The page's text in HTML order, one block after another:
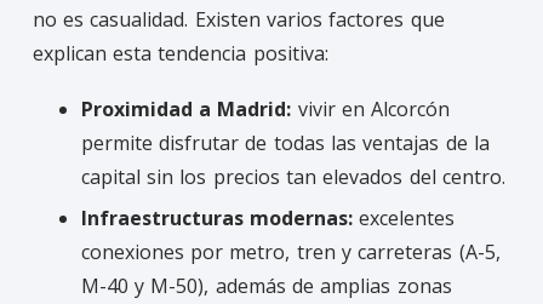
no es casualidad. Existen varios factores que
explican esta tendencia positiva:
Proximidad a Madrid: vivir en Alcorcón
permite disfrutar de todas las ventajas de la
capital sin los precios tan elevados del centro.
Infraestructuras modernas: excelentes
conexiones por metro, tren y carreteras (A-5,
M-40 y M-50), además de amplias zonas